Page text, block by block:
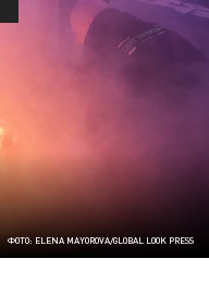
ФОТО: ELENA MAYOROVA/GLOBAL LOOK PRESS